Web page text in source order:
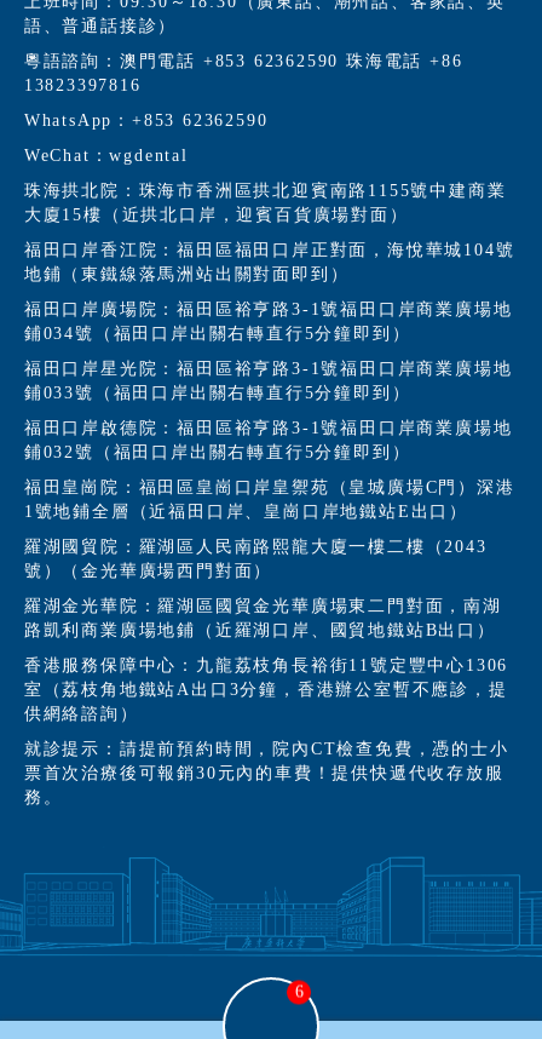
語、普通話接診）
粵語諮詢：澳門電話 +853 62362590 珠海電話 +86
13823397816
WhatsApp：+853 62362590
WeChat：wgdental
珠海拱北院：珠海市香洲區拱北迎賓南路1155號中建商業
大廈15樓（近拱北口岸，迎賓百貨廣場對面）
福田口岸香江院：福田區福田口岸正對面，海悅華城104號
地鋪（東鐵線落馬洲站出關對面即到）
福田口岸廣場院：福田區裕亨路3-1號福田口岸商業廣場地
鋪034號（福田口岸出關右轉直行5分鐘即到）
福田口岸星光院：福田區裕亨路3-1號福田口岸商業廣場地
鋪033號（福田口岸出關右轉直行5分鐘即到）
福田口岸啟德院：福田區裕亨路3-1號福田口岸商業廣場地
鋪032號（福田口岸出關右轉直行5分鐘即到）
福田皇崗院：福田區皇崗口岸皇禦苑（皇城廣場C門）深港
1號地鋪全層（近福田口岸、皇崗口岸地鐵站E出口）
羅湖國貿院：羅湖區人民南路熙龍大廈一樓二樓（2043
號）（金光華廣場西門對面）
羅湖金光華院：羅湖區國貿金光華廣場東二門對面，南湖
路凱利商業廣場地鋪（近羅湖口岸、國貿地鐵站B出口）
香港服務保障中心：九龍荔枝角長裕街11號定豐中心1306
室（荔枝角地鐵站A出口3分鐘，香港辦公室暫不應診，提
供網絡諮詢）
就診提示：請提前預約時間，院內CT檢查免費，憑的士小
票首次治療後可報銷30元內的車費！提供快遞代收存放服
務。
6